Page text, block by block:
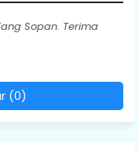
Sopan. Terima
(0)